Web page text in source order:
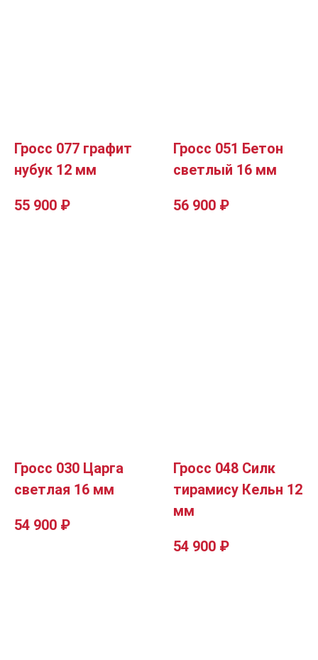
Гросс 077 графит
нубук 12 мм
55 900 ₽
Гросс 051 Бетон
светлый 16 мм
56 900 ₽
Гросс 030 Царга
светлая 16 мм
54 900 ₽
Гросс 048 Силк
тирамису Кельн 12
мм
54 900 ₽